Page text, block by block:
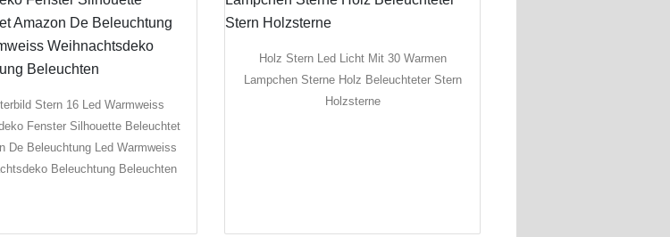
Stern 16 Led Warmweiss
Fenster Silhouette Beleuchtet
De Beleuchtung Led Warmweiss
Beleuchtung Beleuchten
Holz Stern Led Licht Mit 30 Warmen
Lampchen Sterne Holz Beleuchteter Stern
Holzsterne